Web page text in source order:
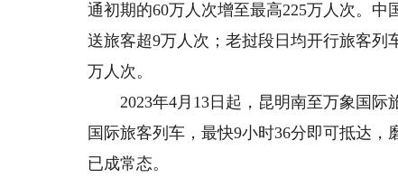
通初期的60万人次增至最高225万人次。
送旅客超9万人次；老挝段日均开行旅客列
万人次。
2023年4月13日起，昆明南至万象国际
国际旅客列车，最快9小时36分即可抵达
已成常态。